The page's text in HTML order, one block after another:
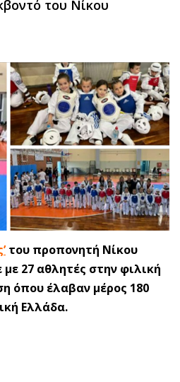
του Νίκου
’του προπονητή Νίκου
27 αθλητές στην φιλική
όπου έλαβαν μέρος 180
Ελλάδα.